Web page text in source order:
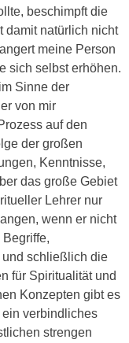
beschimpft die
damit natürlich nicht
meine Person
sich selbst erhöhen.
Sinne der
von mir
auf den
der großen
Kenntnisse,
das große Gebiet
Lehrer nur
wenn er nicht
schließlich die
für Spiritualität und
Konzepten gibt es
verbindliches
strengen